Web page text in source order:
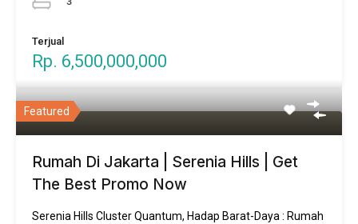
Terjual
Rp. 6,500,000,000
Featured
Rumah Di Jakarta | Serenia Hills | Get
The Best Promo Now
Serenia Hills Cluster Quantum, Hadap Barat-Daya : Rumah